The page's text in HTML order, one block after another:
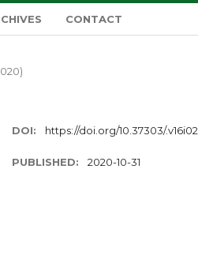
CONTACT
DOI: https://doi.org/10.37303/.v16i02
PUBLISHED: 2020-10-31